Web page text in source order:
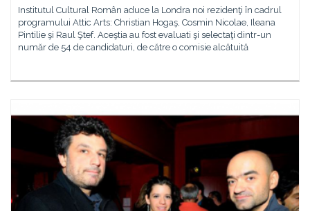
Institutul Cultural Român aduce la Londra noi rezidenţi în cadrul
programului Attic Arts: Christian Hogaş, Cosmin Nicolae, Ileana
Pintilie şi Raul Ştef. Aceştia au fost evaluati şi selectaţi dintr-un
număr de 54 de candidaturi, de către o comisie alcătuită